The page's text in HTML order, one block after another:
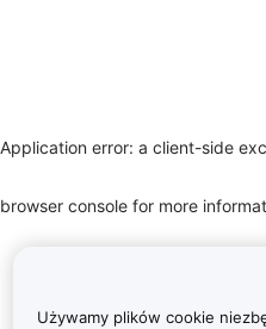
Application error: a client-side
browser console for more
Używamy plików cookie